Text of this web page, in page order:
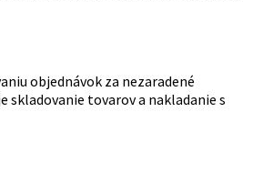
objednávok za nezaradené
skladovanie tovarov a nakladanie s